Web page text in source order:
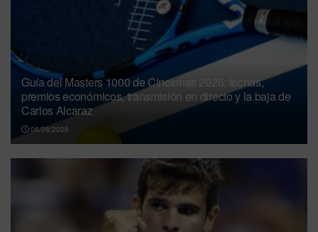
Guía del Masters 1000 de Cincinnati 2026: fechas,
premios económicos, transmisión en directo y la baja de
Carlos Alcaraz
08/08/2026